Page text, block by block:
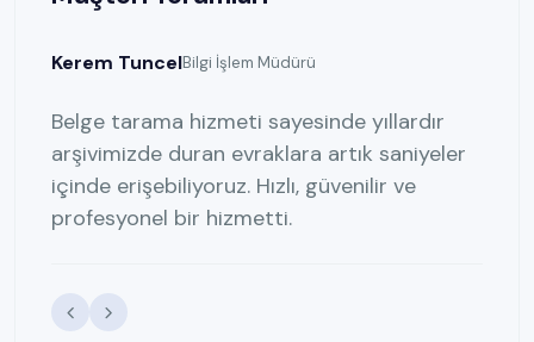
Kerem TuncelBilgi İşlem Müdürü
Belge tarama hizmeti sayesinde yıllardır
arşivimizde duran evraklara artık saniyeler
içinde erişebiliyoruz. Hızlı, güvenilir ve
profesyonel bir hizmetti.